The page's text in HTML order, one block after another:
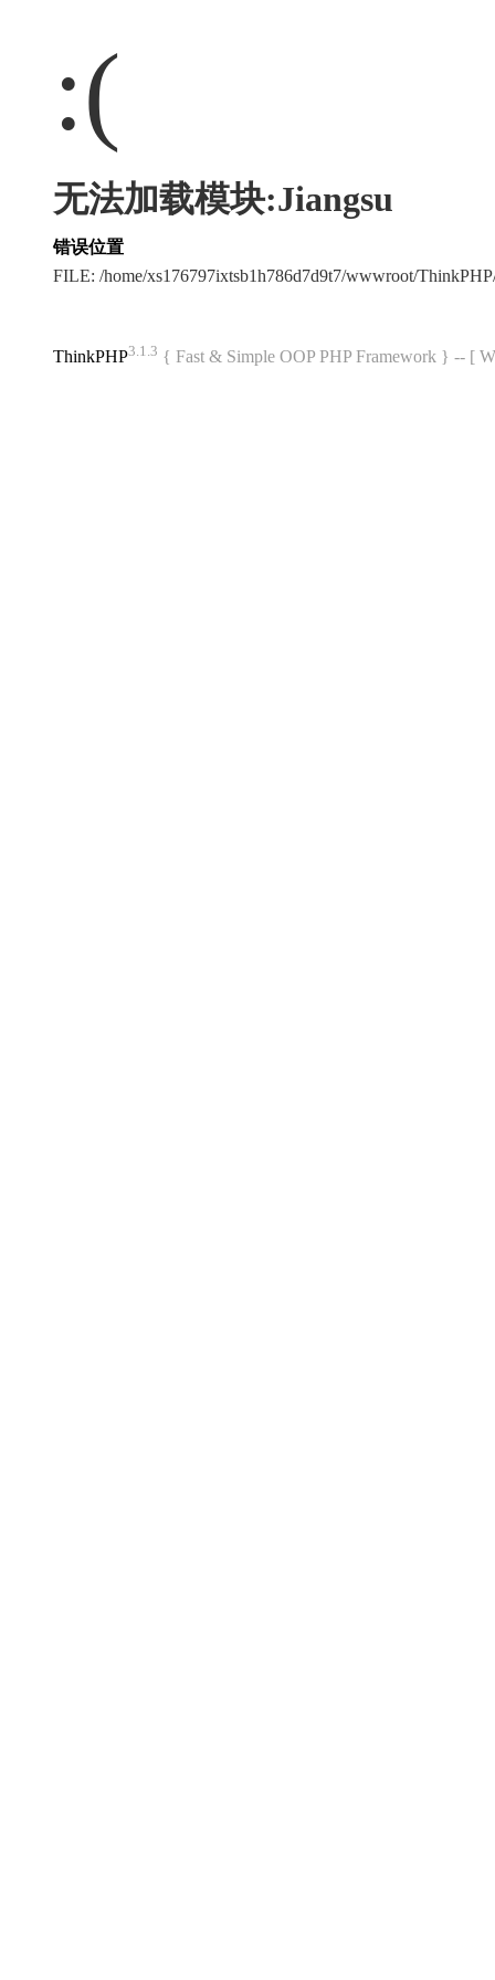
:(
无法加载模块:Jiangsu
错误位置
FILE: /home/xs176797ixtsb1h786d7d9t7/wwwroot/
ThinkPHP3.1.3 { Fast & Simple OOP PHP Framework } -- [